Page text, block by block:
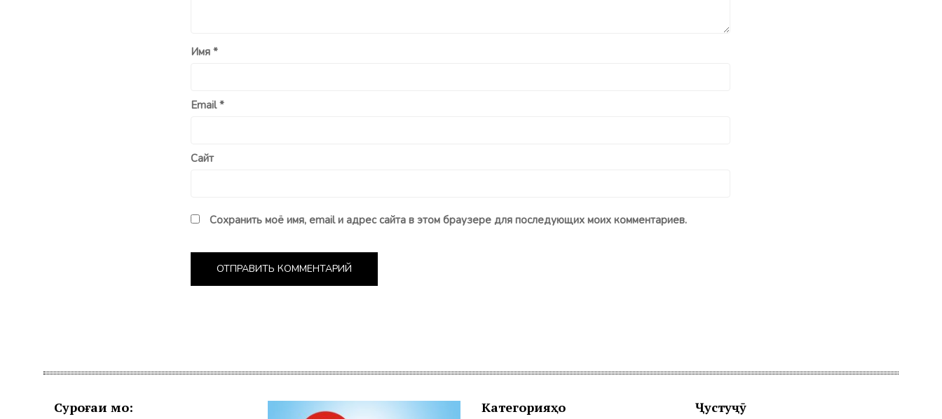
Имя *
Email*
Сайт
Сохранить моё имя, email и адрес сайта в этом браузере для последующих моих комментариев.
Суроғаи мо: Категорияҳо Ҷустуҷӯ